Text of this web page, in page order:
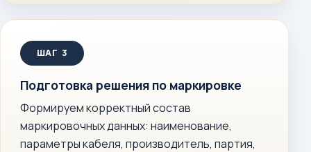
Подготовка решения по маркировке
Формируем корректный состав
маркировочных данных: наименование,
параметры кабеля, производитель, партия,